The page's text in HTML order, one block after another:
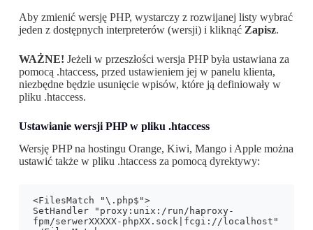
Aby zmienić wersję PHP, wystarczy z rozwijanej listy wybrać
jeden z dostępnych interpreterów (wersji) i kliknąć Zapisz.
WAŻNE! Jeżeli w przeszłości wersja PHP była ustawiana za
pomocą .htaccess, przed ustawieniem jej w panelu klienta,
niezbędne będzie usunięcie wpisów, które ją definiowały w
pliku .htaccess.
Ustawianie wersji PHP w pliku .htaccess
Wersję PHP na hostingu Orange, Kiwi, Mango i Apple można
ustawić także w pliku .htaccess za pomocą dyrektywy:
<FilesMatch "\.php$">
SetHandler "proxy:unix:/run/haproxy-
fpm/serwerXXXXX-phpXX.sock|fcgi://localhost"